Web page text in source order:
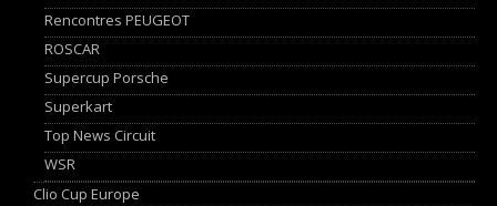
Rencontres PEUGEOT
ROSCAR
Supercup Porsche
Superkart
Top News Circuit
WSR
Clio Cup Europe